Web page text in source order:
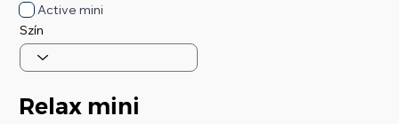
Active mini
Szín
Relax mini